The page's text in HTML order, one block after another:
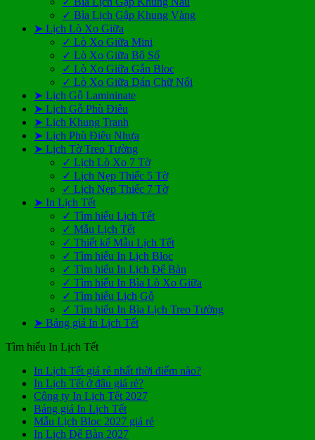
✓ Bìa Lịch Gập Khung Vàng
➤ Lịch Lò Xo Giữa
✓ Lò Xo Giữa Mini
✓ Lò Xo Giữa Bộ Số
✓ Lò Xo Giữa Gắn Bloc
✓ Lò Xo Giữa Dán Chữ Nổi
➤ Lịch Gỗ Lamininate
➤ Lịch Gỗ Phù Điêu
➤ Lịch Khung Tranh
➤ Lịch Phù Điêu Nhựa
➤ Lịch Tờ Treo Tường
✓ Lịch Lò Xo 7 Tờ
✓ Lịch Nẹp Thiếc 5 Tờ
✓ Lịch Nẹp Thiếc 7 Tờ
➤ In Lịch Tết
✓ Tìm hiểu Lịch Tết
✓ Mẫu Lịch Tết
✓ Thiết kế Mẫu Lịch Tết
✓ Tìm hiểu In Lịch Bloc
✓ Tìm hiểu In Lịch Để Bàn
✓ Tìm hiểu In Bìa Lò Xo Giữa
✓ Tìm hiểu Lịch Gỗ
✓ Tìm hiểu In Bìa Lịch Treo Tường
➤ Bảng giá In Lịch Tết
Tìm hiểu In Lịch Tết
In Lịch Tết giá rẻ nhất thời điểm nào?Không
In Lịch Tết ở đâu giá rẻ?Không
có
luận
Công ty In Lịch Tết 2027Không
bình
Bảng giá In Lịch TếtKhông
có
bình
Mẫu Lịch Bloc 2027 giá rẻKhông
In Lịch Để Bàn 2027Không